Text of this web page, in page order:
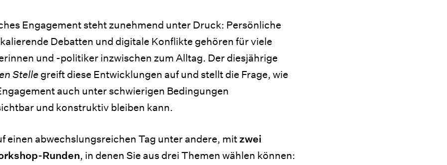
Engagement steht zunehmend unter Druck: Persönliche
Debatten und digitale Konflikte gehören für viele
und -politiker inzwischen zum Alltag. Der diesjährige
Stelle greift diese Entwicklungen auf und stellt die Frage, wie
auch unter schwierigen Bedingungen
und konstruktiv bleiben kann.
einen abwechslungsreichen Tag unter andere, mit zwei
Runden, in denen Sie aus drei Themen wählen können: